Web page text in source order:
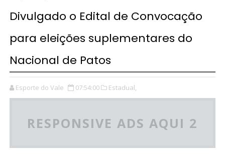
Divulgado o Edital de Convocação
para eleições suplementares do
Nacional de Patos
Esporte do Vale 07:54:00 Estadual,
RESPONSIVE ADS AQUI 2